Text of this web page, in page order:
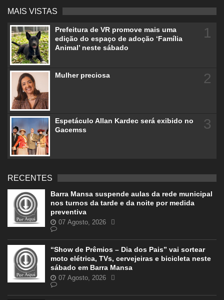
MAIS VISTAS
Prefeitura de VR promove mais uma
edição do espaço de adoção ‘Família
Animal’ neste sábado
1
Mulher preciosa 2
Espetáculo Allan Kardec será exibido no
Gacemss
3
RECENTES
Barra Mansa suspende aulas da rede municipal
nos turnos da tarde e da noite por medida
preventiva
07 Agosto, 2026
“Show de Prêmios – Dia dos Pais” vai sortear
moto elétrica, TVs, cervejeiras e bicicleta neste
sábado em Barra Mansa
07 Agosto, 2026